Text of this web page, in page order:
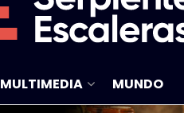
MULTIMEDIA MUNDO